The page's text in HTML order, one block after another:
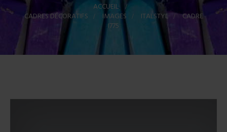
ACCUEIL >
CADRES DÉCORATIFS > IMAGES > ITALSTYL > CADRE
I775